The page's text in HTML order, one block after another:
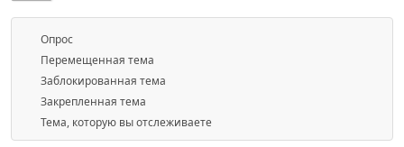
Опрос
Перемещенная тема
Заблокированная тема
Закрепленная тема
Тема, которую вы отслеживаете